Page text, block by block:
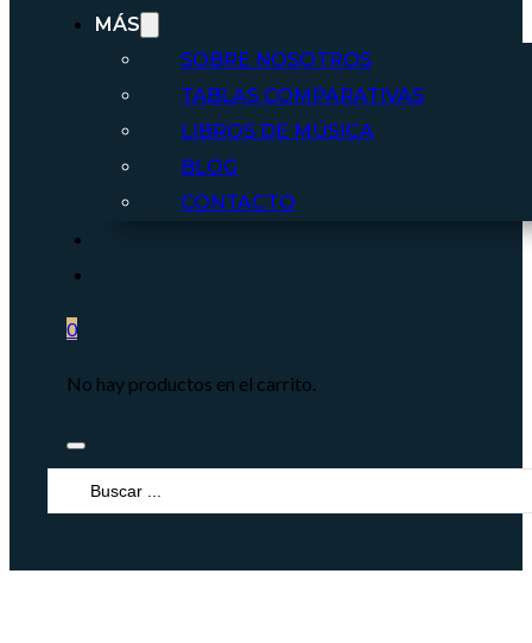
MÁS
SOBRE NOSOTROS
TABLAS COMPARATIVAS
LIBROS DE MÚSICA
BLOG
CONTACTO
0
No hay productos en el carrito.
Search
...